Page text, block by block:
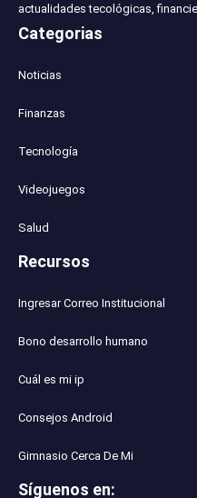
actualidades tecológicas,
Categorias
Noticias
Finanzas
Tecnología
Videojuegos
Salud
Recursos
Ingresar Correo Institucional
Bono desarrollo humano
Cuál es mi ip
Consejos Android
Gimnasio Cerca De Mi
Síguenos en: